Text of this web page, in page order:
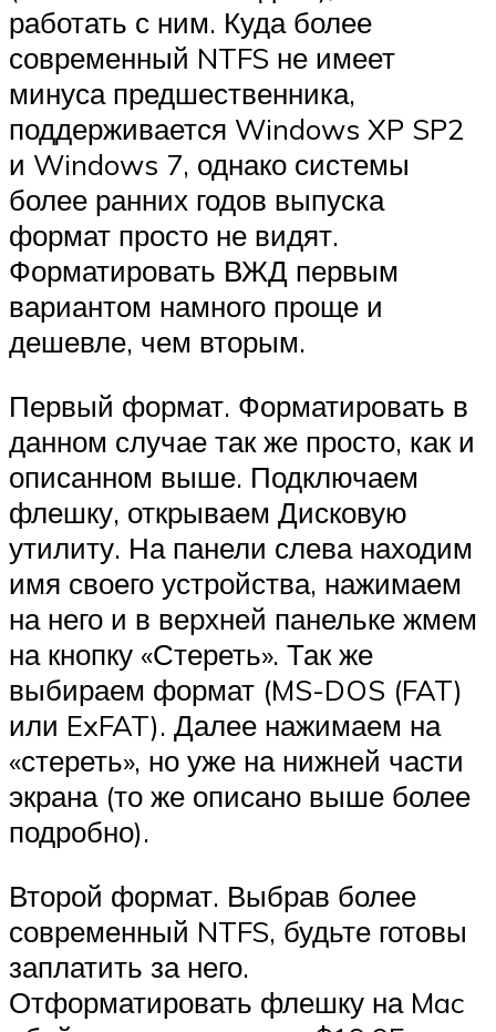
работать с ним. Куда более
современный NTFS не имеет
минуса предшественника,
поддерживается Windows XP SP2
и Windows 7, однако системы
более ранних годов выпуска
формат просто не видят.
Форматировать ВЖД первым
вариантом намного проще и
дешевле, чем вторым.
Первый формат. Форматировать в
данном случае так же просто, как и
описанном выше. Подключаем
флешку, открываем Дисковую
утилиту. На панели слева находим
имя своего устройства, нажимаем
на него и в верхней панельке жмем
на кнопку «Стереть». Так же
выбираем формат (MS-DOS (FAT)
или ExFAT). Далее нажимаем на
«стереть», но уже на нижней части
экрана (то же описано выше более
подробно).
Второй формат. Выбрав более
современный NTFS, будьте готовы
заплатить за него.
Отформатировать флешку на Mac